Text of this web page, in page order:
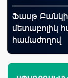
Ֆասթ Բանկի
մետաբոլիկ
համաժողով